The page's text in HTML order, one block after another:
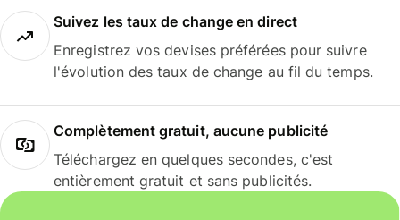
Suivez les taux de change en direct
Enregistrez vos devises préférées pour suivre
l'évolution des taux de change au fil du temps.
Complètement gratuit, aucune publicité
Téléchargez en quelques secondes, c'est
entièrement gratuit et sans publicités.